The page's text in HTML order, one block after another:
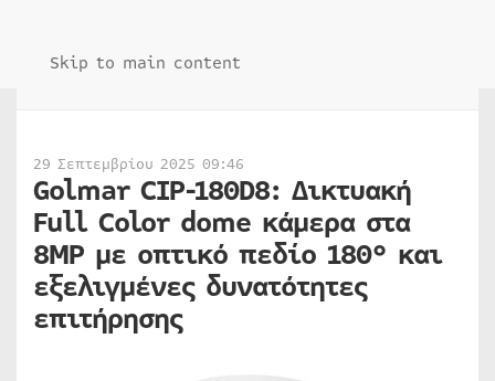
Skip to main content
29 Σεπτεμβρίου 2025 09:46
Golmar CIP-180D8: Δικτυακή
Full Color dome κάμερα στα
8MP με οπτικό πεδίο 180° και
εξελιγμένες δυνατότητες
επιτήρησης